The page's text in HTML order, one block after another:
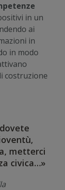
in un
ai
in
in modo
costruzione
metterci
civica…»